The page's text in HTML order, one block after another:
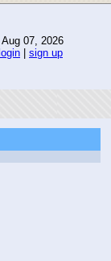
Aug 07, 2026
login
sign up